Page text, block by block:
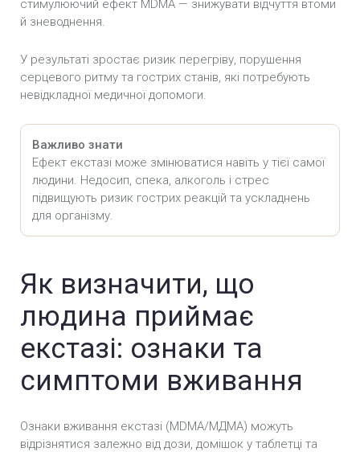
стимулюючий ефект MDMA — знижувати відчуття втоми
й зневоднення.
У результаті зростає ризик перегріву, порушення
серцевого ритму та гострих станів, які потребують
невідкладної медичної допомоги.
Важливо знати
Ефект екстазі може змінюватися навіть у тієї самої
людини. Недосип, спека, алкоголь і стрес
підвищують ризик гострих реакцій та ускладнень
для організму.
Як визначити, що
людина приймає
екстазі: ознаки та
симптоми вживання
Ознаки вживання екстазі (MDMA/МДМА) можуть
відрізнятися залежно від дози, домішок у таблетці та